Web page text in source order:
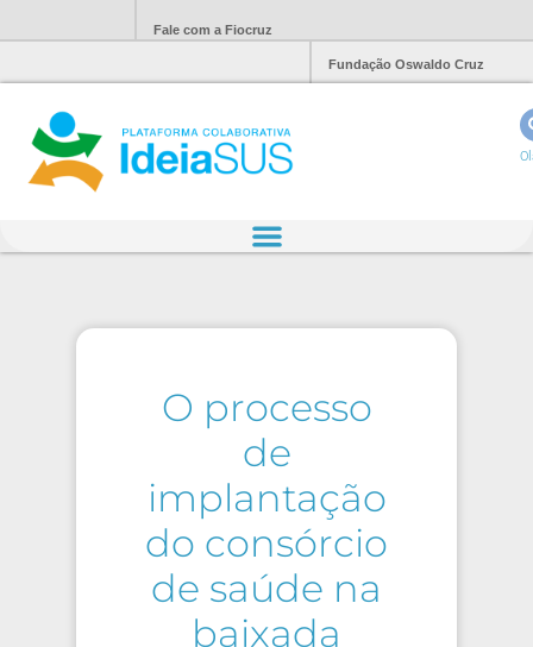
Fale com a Fiocruz
Fundação Oswaldo Cruz
O processo
de
implantação
do consórcio
de saúde na
baixada